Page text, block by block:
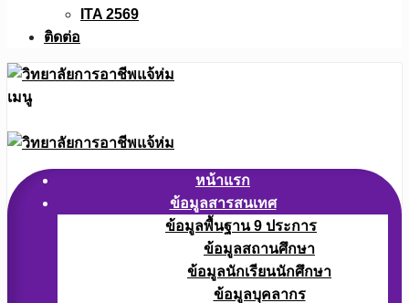
ITA 2569
ติดต่อ
เมนู
หน้าแรก
ข้อมูลสารสนเทศ
ข้อมูลพื้นฐาน 9 ประการ
ข้อมูลสถานศึกษา
ข้อมูลนักเรียนนักศึกษา
ข้อมูลบุคลากร